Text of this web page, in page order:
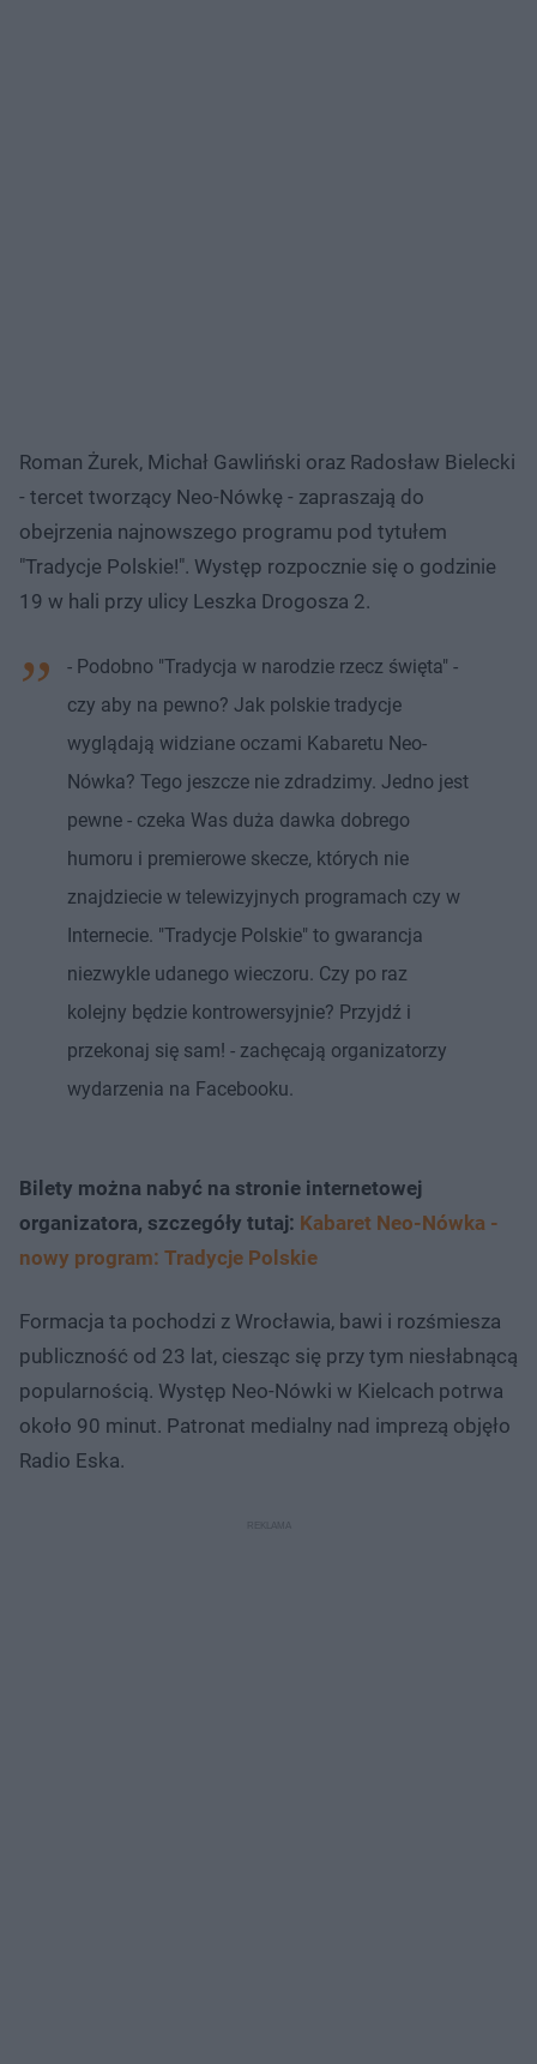
Roman Żurek, Michał Gawliński oraz Radosław Bielecki
- tercet tworzący Neo-Nówkę - zapraszają do
obejrzenia najnowszego programu pod tytułem
"Tradycje Polskie!". Występ rozpocznie się o godzinie
19 w hali przy ulicy Leszka Drogosza 2.
- Podobno "Tradycja w narodzie rzecz święta" -
czy aby na pewno? Jak polskie tradycje
wyglądają widziane oczami Kabaretu Neo-
Nówka? Tego jeszcze nie zdradzimy. Jedno jest
pewne - czeka Was duża dawka dobrego
humoru i premierowe skecze, których nie
znajdziecie w telewizyjnych programach czy w
Internecie. "Tradycje Polskie" to gwarancja
niezwykle udanego wieczoru. Czy po raz
kolejny będzie kontrowersyjnie? Przyjdź i
przekonaj się sam! - zachęcają organizatorzy
wydarzenia na Facebooku.
Bilety można nabyć na stronie internetowej
organizatora, szczegóły tutaj: Kabaret Neo-Nówka -
nowy program: Tradycje Polskie
Formacja ta pochodzi z Wrocławia, bawi i rozśmiesza
publiczność od 23 lat, ciesząc się przy tym niesłabnącą
popularnością. Występ Neo-Nówki w Kielcach potrwa
około 90 minut. Patronat medialny nad imprezą objęło
Radio Eska.